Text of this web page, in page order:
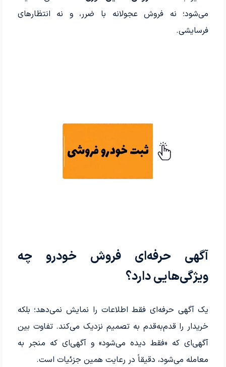
می‌شود؛ نه فروش عجولانه با ضرر، و نه انتظارهای
فرسایشی.
آگهی حرفه‌ای فروش خودرو چه
ویژگی‌هایی دارد؟
یک آگهی حرفه‌ای فقط اطلاعات را نمایش نمی‌دهد؛ بلکه
خریدار را قدم‌به‌قدم به تصمیم نزدیک می‌کند. تفاوت بین
آگهی‌ای که «فقط دیده می‌شود» و آگهی‌ای که منجر به
معامله می‌شود، دقیقاً در رعایت همین جزئیات است.